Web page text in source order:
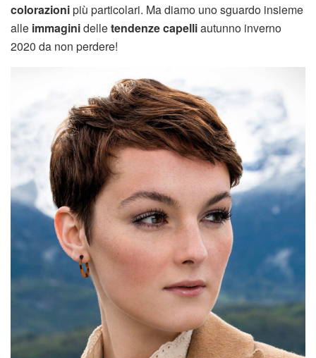
colorazionipiù particolari. Ma diamo uno sguardo insieme
alle immaginidelletendenze capelliautunno inverno
2020 da non perdere!